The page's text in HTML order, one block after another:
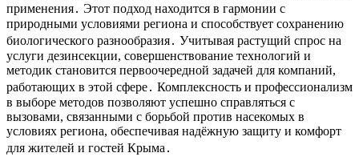
применения․ Этот подход находится в гармонии с
природными условиями региона и способствует сохранению
биологического разнообразия․ Учитывая растущий спрос на
услуги дезинсекции, совершенствование технологий и
методик становится первоочередной задачей для компаний,
работающих в этой сфере․ Комплексность и профессионализм
в выборе методов позволяют успешно справляться с
вызовами, связанными с борьбой против насекомых в
условиях региона, обеспечивая надёжную защиту и комфорт
для жителей и гостей Крыма․